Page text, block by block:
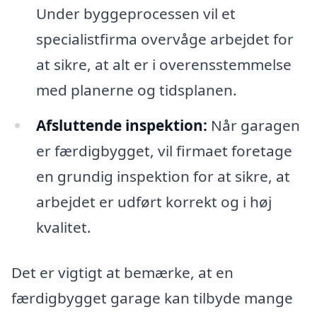
Under byggeprocessen vil et
specialistfirma overvåge arbejdet for
at sikre, at alt er i overensstemmelse
med planerne og tidsplanen.
Afsluttende inspektion: Når garagen
er færdigbygget, vil firmaet foretage
en grundig inspektion for at sikre, at
arbejdet er udført korrekt og i høj
kvalitet.
Det er vigtigt at bemærke, at en
færdigbygget garage kan tilbyde mange